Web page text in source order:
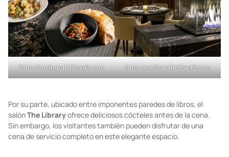
Foto: chasingrabbitsvail.com Foto: chasingrabbitsvail.com